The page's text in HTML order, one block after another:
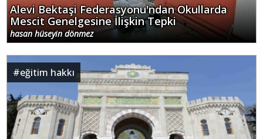
Alevi Bektaşi Federasyonu'ndan Okullarda
Mescit Genelgesine İlişkin Tepki
hasan hüseyin dönmez
#eğitim hakkı